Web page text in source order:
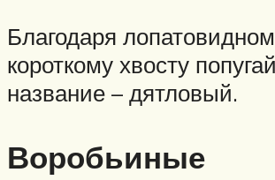
Благодаря
короткому хвосту
название – дятловый.
Воробьиные